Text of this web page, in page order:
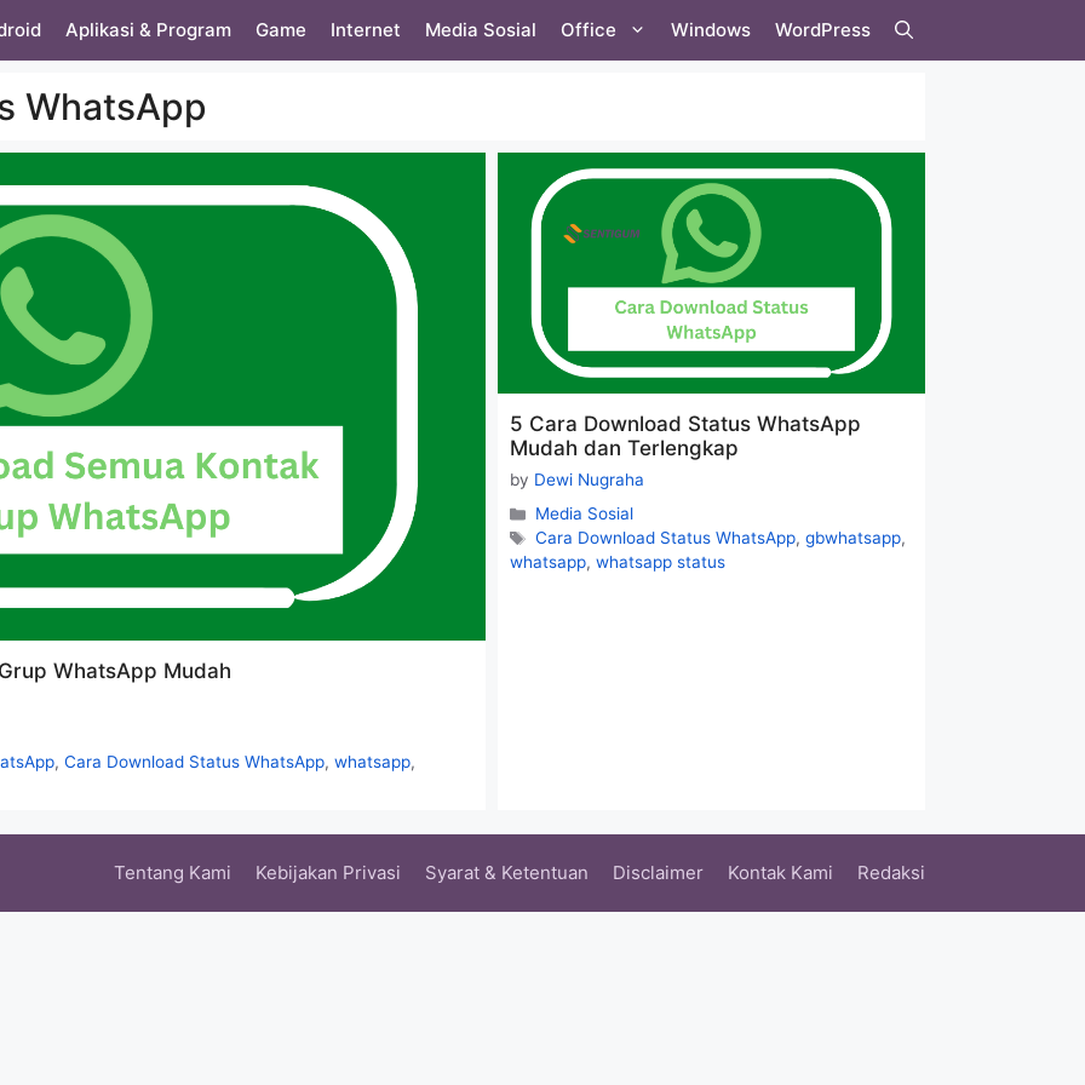
Aplikasi & Program Game Internet Media Sosial Office Windows WordPress
WhatsApp
WhatsApp Mudah
, Cara Download Status WhatsApp, whatsapp,
5 Cara Download Status WhatsApp
Mudah dan Terlengkap
by Dewi Nugraha
Categories
Media Sosial
Tags
Cara Download Status WhatsApp,gbwhatsapp,
whatsapp, whatsapp status
Tentang Kami Kebijakan Privasi Syarat & Ketentuan Disclaimer Kontak Kami Redaksi